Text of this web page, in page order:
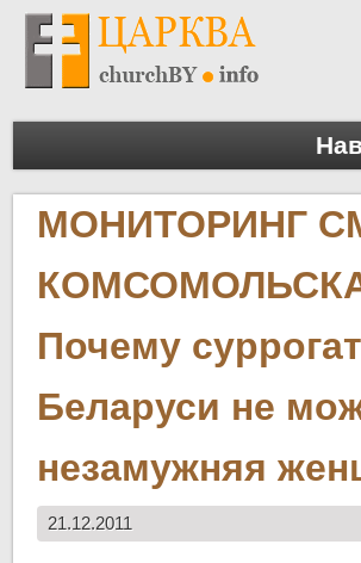
МОНИТОРИНГ
Почему
Беларуси не
незамужняя
21.12.2011